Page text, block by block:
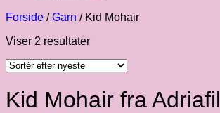
Forside / Garn /Kid Mohair
Viser 2 resultaterSorteret
seneste
Kid Mohair fra Adriafil